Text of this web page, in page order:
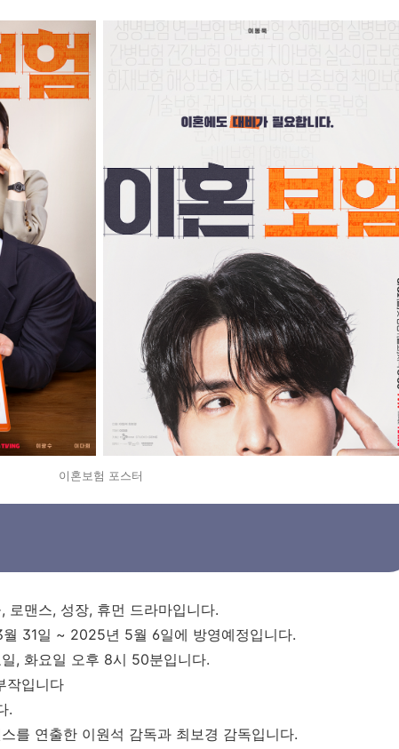
이혼보험 포스터
로맨스, 성장, 휴먼 드라마입니다.
31일 ~ 2025년 5월 6일에 방영예정입니다.
, 화요일 오후 8시 50분입니다.
작입니다
.
를 연출한 이원석 감독과 최보경 감독입니다.